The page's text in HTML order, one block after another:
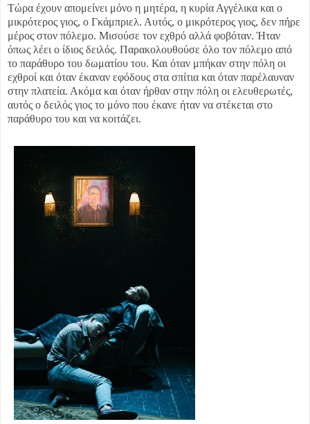
Τώρα έχουν απομείνει μόνο η μητέρα, η κυρία Αγγέλικα και ο
μικρότερος γιος, ο Γκάμπριελ. Αυτός, ο μικρότερος γιος, δεν πήρε
μέρος στον πόλεμο. Μισούσε τον εχθρό αλλά φοβόταν. Ήταν
όπως λέει ο ίδιος δειλός. Παρακολουθούσε όλο τον πόλεμο από
το παράθυρο του δωματίου του. Και όταν μπήκαν στην πόλη οι
εχθροί και όταν έκαναν εφόδους στα σπίτια και όταν παρέλαυναν
στην πλατεία. Ακόμα και όταν ήρθαν στην πόλη οι ελευθερωτές,
αυτός ο δειλός γιος το μόνο που έκανε ήταν να στέκεται στο
παράθυρο του και να κοιτάζει.